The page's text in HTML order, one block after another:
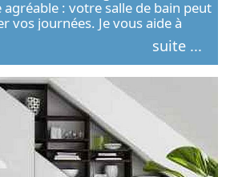
: votre salle de bain peut
vos journées. Je vous aide à
élégant, confortable et adapté à
suite ...